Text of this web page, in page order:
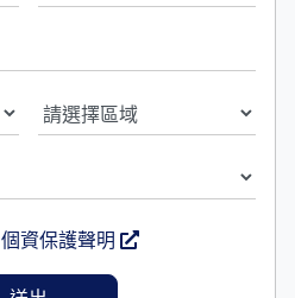
個資保護聲明